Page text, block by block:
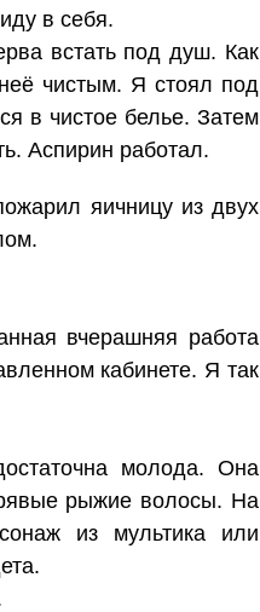
в себя.
встать под душ. Как
чистым. Я стоял под
в чистое белье. Затем
Аспирин работал.
яичницу из двух
вчерашняя работа
кабинете. Я так
молода. Она
рыжие волосы. На
из мультика или